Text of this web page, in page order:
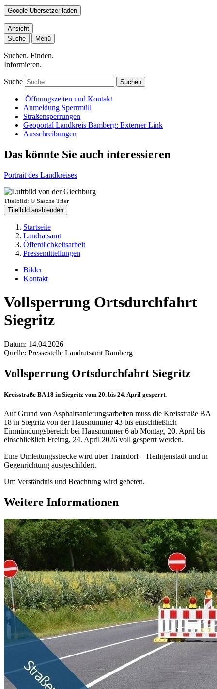
Google-Übersetzer laden
Ansicht
Suche
Menü
Suchen. Finden.
Informieren.
Suche Suchen
Öffnungszeiten und Kontakt
Anmeldung Sperrmüll
Straßensperrungen
Geoportal Landkreis Bamberg: Externer Link
Ausschreibungen
Das könnte Sie auch interessieren
Portrait des Landkreises
Titelbild: © Sasche Trier
Titelbild ausblenden
Startseite
Landratsamt
Öffentlichkeitsarbeit
Pressemitteilungen
Bilder
Kontakt
Vollsperrung Ortsdurchfahrt
Siegritz
Datum: 14.04.2026
Quelle: Pressestelle Landratsamt Bamberg
Vollsperrung Ortsdurchfahrt Siegritz
Kreisstraße BA 18 in Siegritz vom 20. bis 24. April gesperrt.
Auf Grund von Asphaltsanierungsarbeiten muss die Kreisstraße BA
18 in Siegritz von der Hausnummer 43 bis einschließlich
Einmündungsbereich bei Hausnummer 6 ab Montag, 20. April bis
einschließlich Freitag, 24. April 2026 voll gesperrt werden.
Eine Umleitungsstrecke wird über Traindorf – Heiligenstadt und in
Gegenrichtung ausgeschildert.
Um Verständnis und Beachtung wird gebeten.
Weitere Informationen